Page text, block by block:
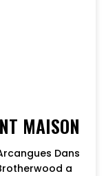
MAISON
Arcangues Dans
a